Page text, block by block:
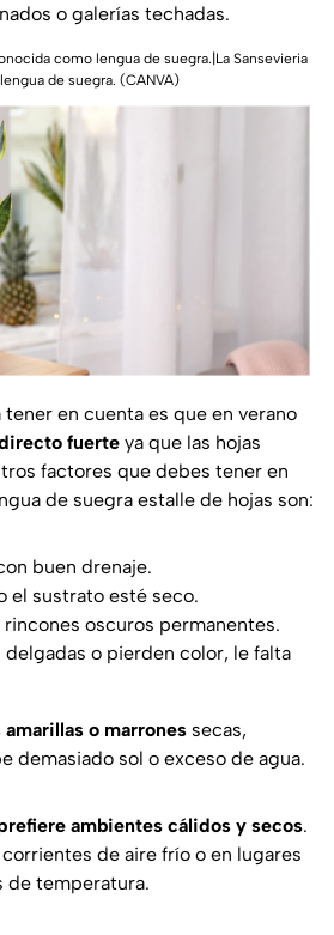
o galerías techadas.
como lengua de suegra.|La Sansevieria
de suegra. (CANVA)
en cuenta es que en verano
fuerte ya que las hojas
factores que debes tener en
de suegra estalle de hojas son:
buen drenaje.
el sustrato esté seco.
rincones oscuros permanentes.
delgadas o pierden color, le falta
amarillas o marrones secas,
demasiado sol o exceso de agua.
ambientes cálidos y secos.
de aire frío o en lugares
de temperatura.